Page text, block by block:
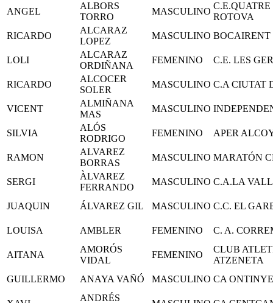
ANGEL
ALBORS
TORRO
MASCULINO
C.E.QUATRE
ROTOVA
RICARDO
ALCARAZ
LOPEZ
MASCULINO BOCAIRENT
LOLI
ALCARAZ
ORDIÑANA
FEMENINO C.E. LES
RICARDO
ALCOCER
SOLER
MASCULINO C.A CIUTAT
VICENT
ALMIÑANA
MAS
MASCULINO
SILVIA
ALÓS
RODRIGO
FEMENINO APER
RAMON
ALVAREZ
BORRAS
MASCULINO MARATÓN
SERGI
ÀLVAREZ
FERRANDO
MASCULINO C.A.LA
JUAQUIN ÁLVAREZ GIL MASCULINO C.C. EL
LOUISA AMBLER FEMENINO C. A.
AITANA
AMORÓS
VIDAL
FEMENINO
CLUB
ATZENETA
GUILLERMO
ANAYA VAÑÓ MASCULINO CA
ANDRÉS